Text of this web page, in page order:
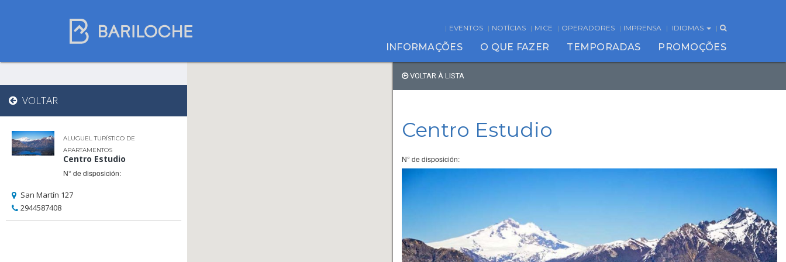
EVENTOS NOTÍCIAS MICE OPERADORES IMPRENSA IDIOMAS
INFORMAÇÕES O QUE FAZER TEMPORADAS PROMOÇÕES
Onde dormir em
Bariloche
Nome
Tipo de hospedagem
VOLTAR
ALUGUEL TURÍSTICO DE
APARTAMENTOS
Centro Estudio
N° de disposición:
San Martín 127
2944587408
VOLTAR À LISTA
Centro Estudio
N° de disposición: